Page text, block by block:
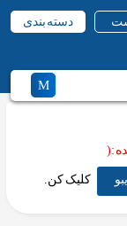
دسته بندی
:(
کلیک کن.